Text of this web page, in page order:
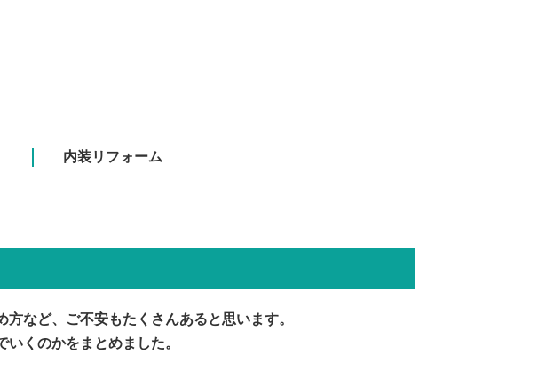
内装リフォーム
など、ご不安もたくさんあると思います。
くのかをまとめました。